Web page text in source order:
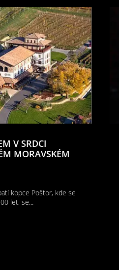
V SRDCI
MORAVSKÉM
kopce Poštor, kde se
let, se...